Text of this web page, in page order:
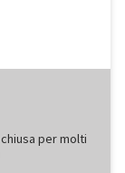
per molti